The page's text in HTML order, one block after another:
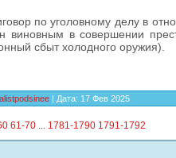
по уголовному делу в
виновным в совершении
сбыт холодного оружия).
| Дата: 17 Фев 2025
61-70 ... 1781-1790 1791-1792